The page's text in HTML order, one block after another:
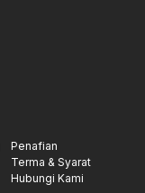
Penafian
Terma & Syarat
Hubungi Kami